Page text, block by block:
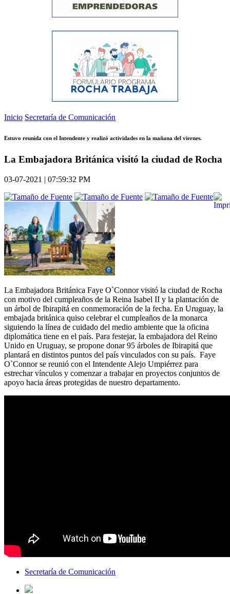
Inicio Secretaría de Comunicación
Estuvo reunida con el Intendente y realizó actividades en la mañana del viernes.
La Embajadora Británica visitó la ciudad de Rocha
03-07-2021 | 07:59:32 PM
La Embajadora Británica Faye O`Connor visitó la ciudad de Rocha
con motivo del cumpleaños de la Reina Isabel II y la plantación de
un árbol de Ibirapitá en conmemoración de la fecha. En Uruguay, la
embajada británica quiso celebrar el cumpleaños de la monarca
siguiendo la línea de cuidado del medio ambiente que la oficina
diplomática tiene en el país. Para festejar, la embajadora del Reino
Unido en Uruguay, se propone donar 95 árboles de Ibirapitá que
plantará en distintos puntos del país vinculados con su país. Faye
O`Connor se reunió con el Intendente Alejo Umpiérrez para
estrechar vínculos y comenzar a trabajar en proyectos conjuntos de
apoyo hacia áreas protegidas de nuestro departamento.
Secretaría de Comunicación